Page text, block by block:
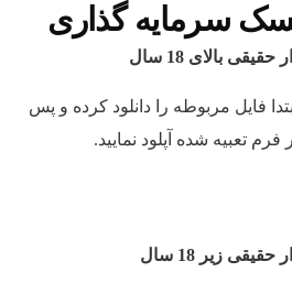
سرمایه گذاری
بالای 18 سال
فایل مربوطه را دانلود کرده و پس
تعبیه شده آپلود نمایید.
زیر 18 سال